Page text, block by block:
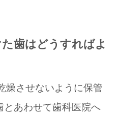
歯はどうすればよ
燥させないように保管
とあわせて歯科医院へ